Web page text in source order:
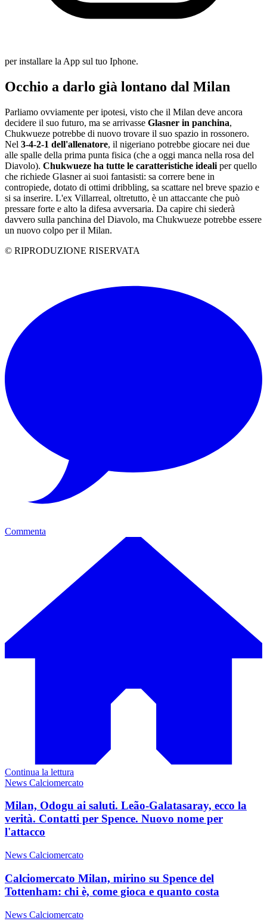
per installare la App sul tuo Iphone.
Occhio a darlo già lontano dal Milan
Parliamo ovviamente per ipotesi, visto che il Milan deve ancora
decidere il suo futuro, ma se arrivasse Glasner in panchina,
Chukwueze potrebbe di nuovo trovare il suo spazio in rossonero.
Nel 3-4-2-1 dell'allenatore, il nigeriano potrebbe giocare nei due
alle spalle della prima punta fisica (che a oggi manca nella rosa del
Diavolo). Chukwueze ha tutte le caratteristiche ideali per quello
che richiede Glasner ai suoi fantasisti: sa correre bene in
contropiede, dotato di ottimi dribbling, sa scattare nel breve spazio e
si sa inserire. L'ex Villarreal, oltretutto, è un attaccante che può
pressare forte e alto la difesa avversaria. Da capire chi siederà
davvero sulla panchina del Diavolo, ma Chukwueze potrebbe essere
un nuovo colpo per il Milan.
© RIPRODUZIONE RISERVATA
Commenta
Continua la lettura
News Calciomercato
Milan, Odogu ai saluti. Leão-Galatasaray, ecco la
verità. Contatti per Spence. Nuovo nome per
l'attacco
News Calciomercato
Calciomercato Milan, mirino su Spence del
Tottenham: chi è, come gioca e quanto costa
News Calciomercato